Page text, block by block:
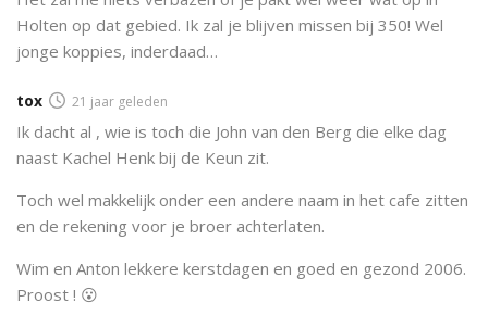
Holten op dat gebied. Ik zal je blijven missen bij 350! Wel
jonge koppies, inderdaad…
tox 21 jaar geleden
Ik dacht al , wie is toch die John van den Berg die elke dag
naast Kachel Henk bij de Keun zit.
Toch wel makkelijk onder een andere naam in het cafe zitten
en de rekening voor je broer achterlaten.
Wim en Anton lekkere kerstdagen en goed en gezond 2006.
Proost ! 😮